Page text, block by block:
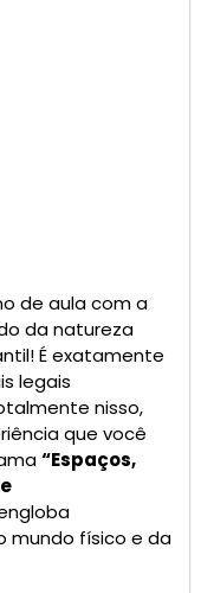
de aula com a
da natureza
É exatamente
legais
nisso,
que você
“Espaços,
mundo físico e da